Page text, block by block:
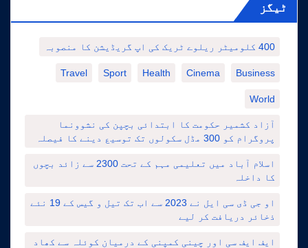
ٹیگز
400 کلومیٹر ریلوے ٹریک کی اپ گریڈیشن کا منصوبہ
Business
Cinema
Health
Sport
Travel
World
آزاد کشمیر حکومت کا ابتدائی بچپن کی نشوونما
پروگرام کو 300 مڈل سکولوں تک توسیع دینے کا فیصلہ
اسلام آباد میں تعلیمی مہم کے تحت 2300 سے زائد بچوں
کا داخلہ
او جی ڈی سی ایل نے 2023 سے اب تک تیل و گیس کے 19 نئے
ذخائر دریافت کر لیے
ایف ایف سی اور چینی کمپنی کے درمیان کوئلہ سے کھاد